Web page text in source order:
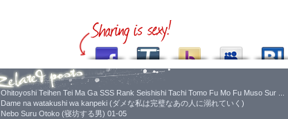
Ohitoyoshi Teihen Tei Ma Ga SSS Rank Seishishi Tachi Tomo Fu Mo Fu Muso Sur ...
Dame na watakushi wa kanpeki (ダメな私は完璧なあの人に溺れていく)
Nebo Suru Otoko (寝坊する男) 01-05